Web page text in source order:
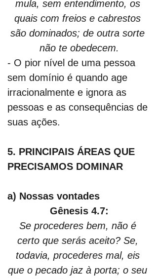
mula, sem entendimento, os
quais com freios e cabrestos
são dominados; de outra sorte
não te obedecem.
- O pior nível de uma pessoa
sem domínio é quando age
irracionalmente e ignora as
pessoas e as consequências de
suas ações.
5. PRINCIPAIS ÁREAS QUE
PRECISAMOS DOMINAR
a) Nossas vontades
Gênesis 4.7:
Se procederes bem, não é
certo que serás aceito? Se,
todavia, procederes mal, eis
que o pecado jaz à porta; o seu